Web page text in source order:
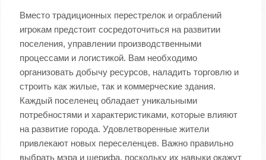
Вместо традиционных перестрелок и ограблений
игрокам предстоит сосредоточиться на развитии
поселения, управлении производственными
процессами и логистикой. Вам необходимо
организовать добычу ресурсов, наладить торговлю и
строить как жилые, так и коммерческие здания.
Каждый поселенец обладает уникальными
потребностями и характеристиками, которые влияют
на развитие города. Удовлетворенные жители
привлекают новых переселенцев. Важно правильно
выбрать мэра и шерифа, поскольку их навыки окажут